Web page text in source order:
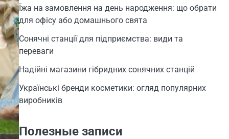
Їжа на замовлення на день народження: що обрати
для офісу або домашнього свята
Сонячні станції для підприємства: види та
переваги
Надійні магазини гібридних сонячних станцій
Українські бренди косметики: огляд популярних
виробників
Полезные записи